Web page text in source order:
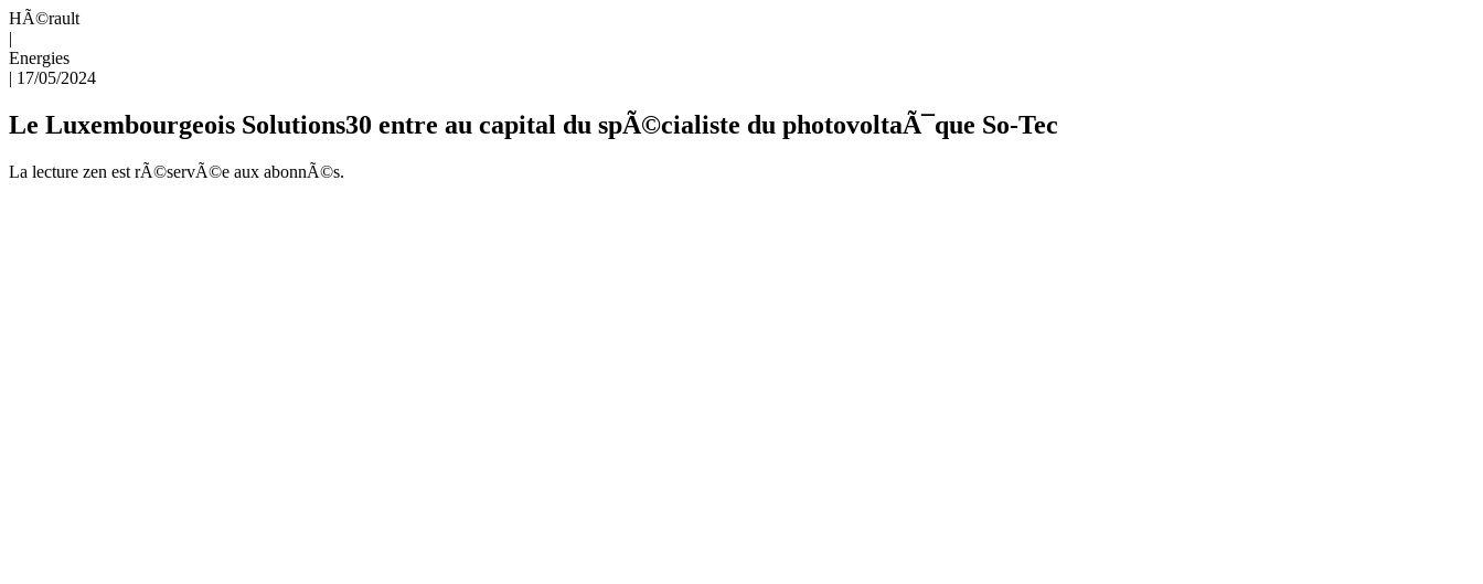
HÃ©rault
|
Energies
| 17/05/2024
Le Luxembourgeois Solutions30 entre au capital du spÃ©cialiste du photovoltaÃ¯que So-Tec
La lecture zen est rÃ©servÃ©e aux abonnÃ©s.